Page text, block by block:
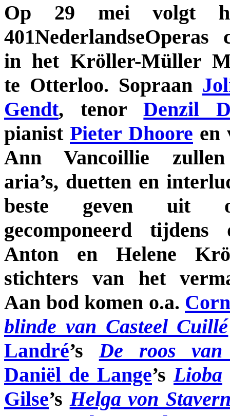
Op 29 mei volgt
401NederlandseOperas
in het Kröller-Müller
te Otterloo. Sopraan
Gendt, tenorDenzil
pianist Pieter Dhoore en
Ann Vancoillie
aria’s, duetten en
beste geven uit
gecomponeerd
Anton en Helene
stichters van het
Aan bod komen o.a.
blinde van Casteel Cuillé
Landré’s De roos van
Daniël de Lange’s Lioba
Gilse’s Helga von